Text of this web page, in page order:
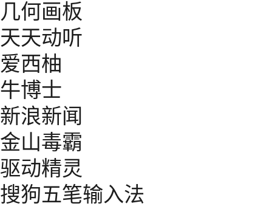
几何画板
天天动听
爱西柚
牛博士
新浪新闻
金山毒霸
驱动精灵
搜狗五笔输入法